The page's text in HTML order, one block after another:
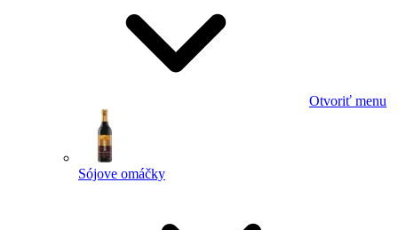
Otvoriť menu
Sójove omáčky